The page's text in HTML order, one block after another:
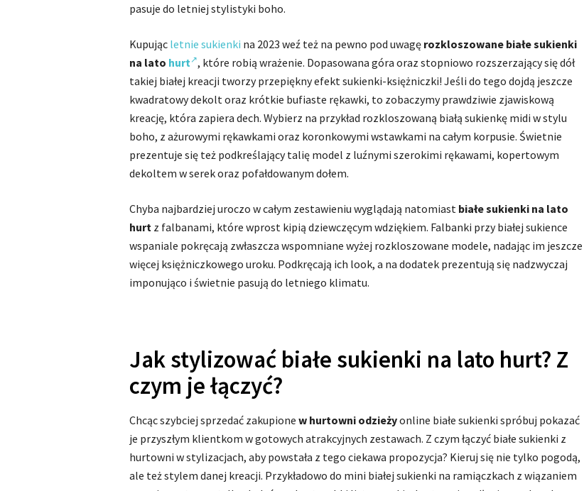
pasuje do letniej stylistyki boho.
Kupując letnie sukienki na 2023 weź też na pewno pod uwagę rozkloszowane białe sukienki
na lato hurt , które robią wrażenie. Dopasowana góra oraz stopniowo rozszerzający się dół
takiej białej kreacji tworzy przepiękny efekt sukienki-księżniczki! Jeśli do tego dojdą jeszcze
kwadratowy dekolt oraz krótkie bufiaste rękawki, to zobaczymy prawdziwie zjawiskową
kreację, która zapiera dech. Wybierz na przykład rozkloszowaną białą sukienkę midi w stylu
boho, z ażurowymi rękawkami oraz koronkowymi wstawkami na całym korpusie. Świetnie
prezentuje się też podkreślający talię model z luźnymi szerokimi rękawami, kopertowym
dekoltem w serek oraz pofałdowanym dołem.
Chyba najbardziej uroczo w całym zestawieniu wyglądają natomiast białe sukienki na lato
hurt z falbanami, które wprost kipią dziewczęcym wdziękiem. Falbanki przy białej sukience
wspaniale pokręcają zwłaszcza wspomniane wyżej rozkloszowane modele, nadając im jeszcze
więcej księżniczkowego uroku. Podkręcają ich look, a na dodatek prezentują się nadzwyczaj
imponująco i świetnie pasują do letniego klimatu.
Jak stylizować białe sukienki na lato hurt? Z
czym je łączyć?
Chcąc szybciej sprzedać zakupione w hurtowni odzieżyonline białe sukienki spróbuj pokazać
je przyszłym klientkom w gotowych atrakcyjnych zestawach. Z czym łączyć białe sukienki z
hurtowni w stylizacjach, aby powstała z tego ciekawa propozycja? Kieruj się nie tylko pogodą,
ale też stylem danej kreacji. Przykładowo do mini białej sukienki na ramiączkach z wiązaniem